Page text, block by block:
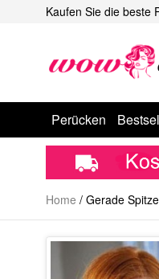
Kaufen Sie die beste
Perücken
Home / Gerade